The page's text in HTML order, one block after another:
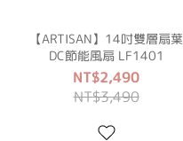
【ARTISAN】14吋雙層扇葉
DC節能風扇 LF1401
NT$2,490
NT$3,490